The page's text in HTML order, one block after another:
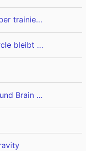
Traue keiner KI, die du nicht selber trainiert hast
Die Bäcker-Allegorie: Der AI-Circle bleibt am Leben
Über den AI Effekt, Kakerlaken und Brain Rot